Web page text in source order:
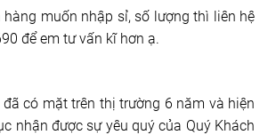
hàng muốn nhập sỉ, số lượng thì liên hệ
để em tư vấn kĩ hơn ạ.
có mặt trên thị trường 6 năm và hiện
nhận được sự yêu quý của Quý Khách